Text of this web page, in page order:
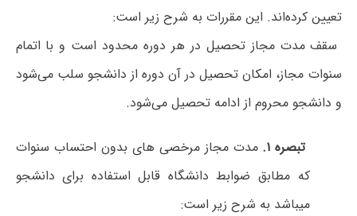
تعیین کرده‌اند. این مقررات به شرح زیر است:
سقف مدت مجاز تحصیل در هر دوره محدود است و با اتمام
سنوات مجاز، امکان تحصیل در آن دوره از دانشجو سلب می‌شود
و دانشجو محروم از ادامه تحصیل می‌شود.
تبصره ۱. مدت مجاز مرخصی های بدون احتساب سنوات
که مطابق ضوابط دانشگاه قابل استفاده برای دانشجو
میباشد به شرح زیر است: